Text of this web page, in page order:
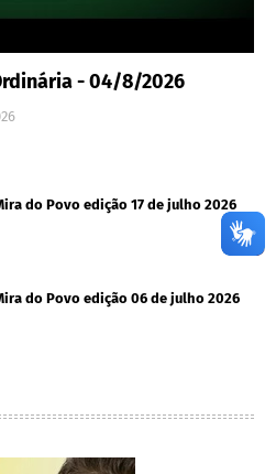
- 04/8/2026
do Povo edição 17 de julho 2026
do Povo edição 06 de julho 2026